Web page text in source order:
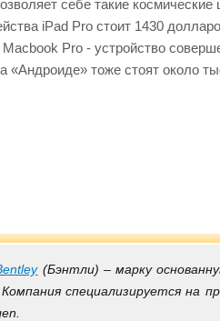
себе такие
iPad Pro стоит 1430
Pro - устройство
«Андроиде» тоже стоят около
(Бэнтли) – марку
специализируется на